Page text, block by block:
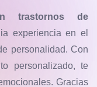
trastornos de
experiencia en el
personalidad. Con
personalizado, te
Gracias